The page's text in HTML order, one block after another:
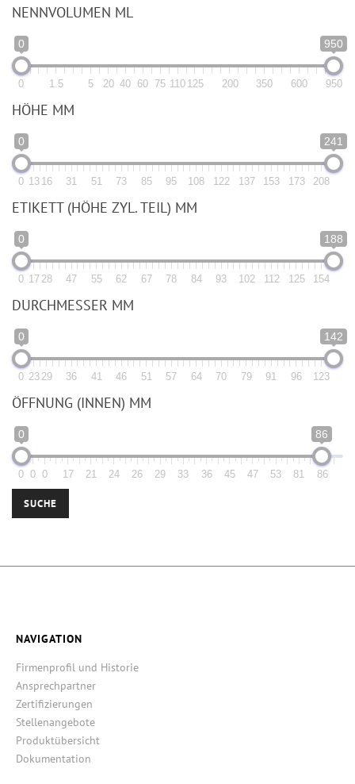
NENNVOLUMEN ML
0 950
0 1.5 5 20 40 60 75 110 125 200 350 600 950
HÖHE MM
0 241
0 13 16 31 51 73 85 95 108 122 137 153 173 208
ETIKETT (HÖHE ZYL. TEIL) MM
0 188
0 17 28 47 55 62 67 78 84 93 102 112 125 154
DURCHMESSER MM
0 142
0 23 29 36 41 46 51 57 64 70 79 91 96 123
ÖFFNUNG (INNEN) MM
0 86
0 0 0 17 21 24 26 29 33 36 45 47 53 81 86
SUCHE
NAVIGATION
Firmenprofil und Historie
Ansprechpartner
Zertifizierungen
Stellenangebote
Produktübersicht
Dokumentation